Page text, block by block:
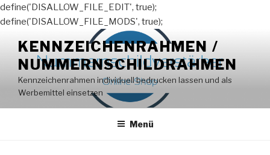
define('DISALLOW_FILE_EDIT', true);
define('DISALLOW_FILE_MODS', true);
Inhalt
springen
KENNZEICHENRAHMEN /
NUMMERNSCHILDRAHMEN
Kennzeichenrahmen individuell bedrucken lassen und als
Werbemittel einsetzen
Menü